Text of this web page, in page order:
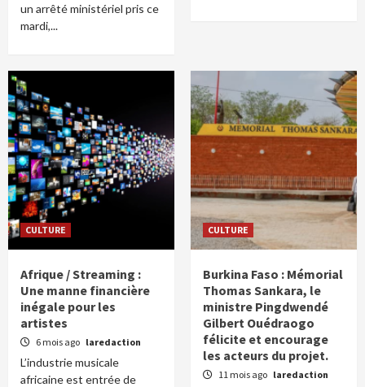
un arrêté ministériel pris ce
mardi,...
CULTURE
Afrique / Streaming :
Une manne financière
inégale pour les
artistes
6 mois ago laredaction
L’industrie musicale
africaine est entrée de
CULTURE
Burkina Faso : Mémorial
Thomas Sankara, le
ministre Pingdwendé
Gilbert Ouédraogo
félicite et encourage
les acteurs du projet.
11 mois ago laredaction